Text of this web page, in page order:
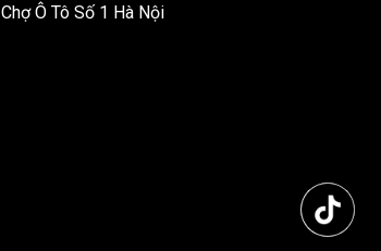
Chợ Ô Tô Số 1 Hà Nội